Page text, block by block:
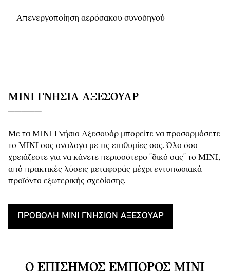
Απενεργοποίηση αερόσακου συνοδηγού
MINI ΓΝΉΣΙΑ ΑΞΕΣΟΥΆΡ
Με τα MINI Γνήσια Αξεσουάρ μπορείτε να προσαρμόσετε
το MINI σας ανάλογα με τις επιθυμίες σας. Όλα όσα
χρειάζεστε για να κάνετε περισσότερο "δικό σας" το MINI,
από πρακτικές λύσεις μεταφοράς μέχρι εντυπωσιακά
προϊόντα εξωτερικής σχεδίασης.
ΠΡΟΒΟΛΉ MINI ΓΝΉΣΙΩΝ ΑΞΕΣΟΥΆΡ
Ο ΕΠΊΣΗΜΟΣ ΈΜΠΟΡΟΣ MINI